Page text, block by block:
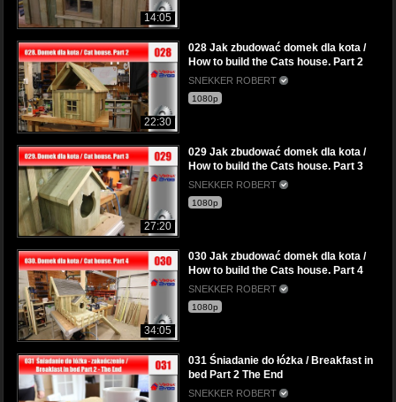
14:05
22:30
028 Jak zbudować domek dla kota /
How to build the Cats house. Part 2
SNEKKER ROBERT
1080p
27:20
029 Jak zbudować domek dla kota /
How to build the Cats house. Part 3
SNEKKER ROBERT
1080p
34:05
030 Jak zbudować domek dla kota /
How to build the Cats house. Part 4
SNEKKER ROBERT
1080p
031 Śniadanie do łóżka / Breakfast in
bed Part 2 The End
SNEKKER ROBERT